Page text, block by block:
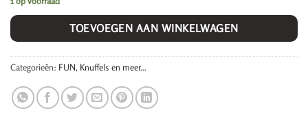
TOEVOEGEN AAN WINKELWAGEN
Categorieën: FUN, Knuffels en meer...